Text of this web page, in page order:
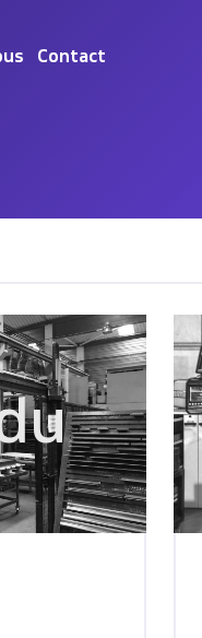
Contact